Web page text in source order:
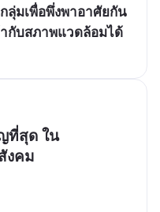
ลุ่มเพื่อพึ่งพาอาศัยกัน
กับสภาพแวดล้อมได้
ที่สุด ใน
งคม